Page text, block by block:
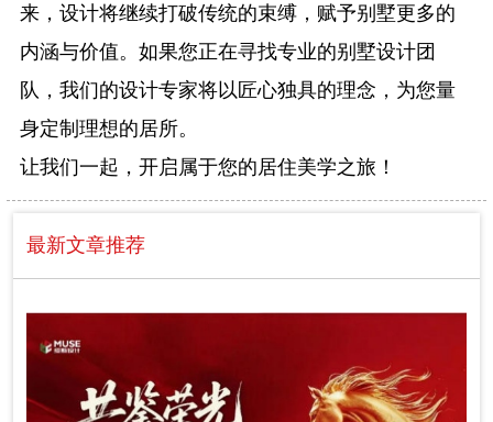
来，设计将继续打破传统的束缚，赋予别墅更多的
内涵与价值。如果您正在寻找专业的别墅设计团
队，我们的设计专家将以匠心独具的理念，为您量
身定制理想的居所。
让我们一起，开启属于您的居住美学之旅！
最新文章推荐